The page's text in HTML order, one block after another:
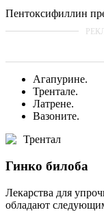
Пентоксифиллин
Агапурине.
Трентале.
Латрене.
Вазоните.
Трентал
Гинко билоба
Лекарства для
обладают